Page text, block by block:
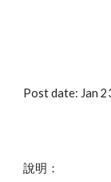
Post date: Jan
說明：